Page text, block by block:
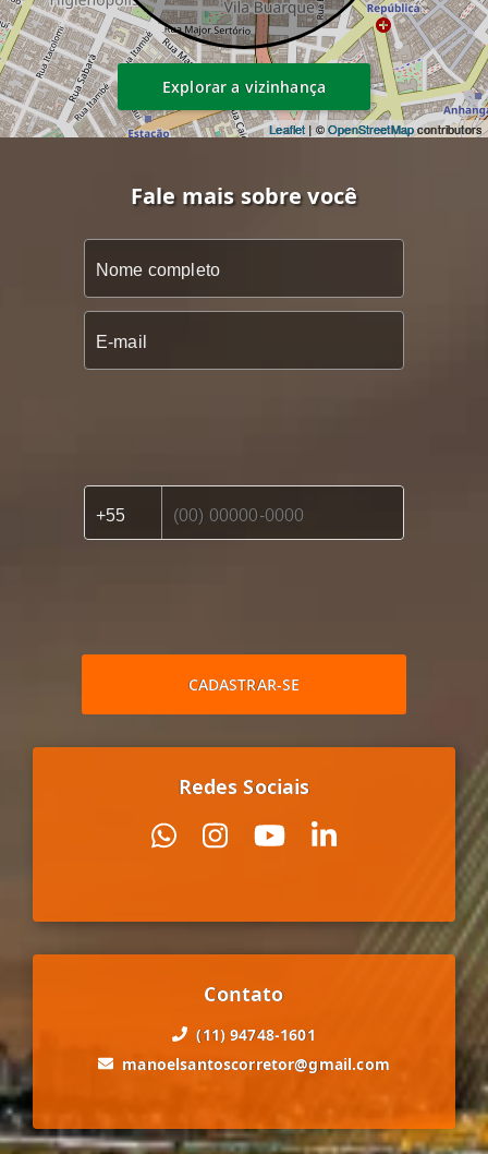
Leaflet | ©OpenStreetMapcontributors
Explorar a vizinhança
Fale mais sobre você
CADASTRAR-SE
Redes Sociais
Contato
(11) 94748-1601
manoelsantoscorretor@gmail.com